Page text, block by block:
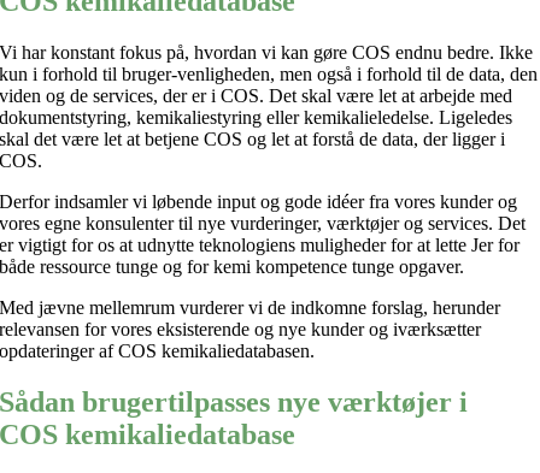
Vi har konstant fokus på, hvordan vi kan gøre COS endnu bedre. Ikke
kun i forhold til bruger-venligheden, men også i forhold til de data, den
viden og de services, der er i COS. Det skal være let at arbejde med
dokumentstyring, kemikaliestyring eller kemikalieledelse. Ligeledes
skal det være let at betjene COS og let at forstå de data, der ligger i
COS.
Derfor indsamler vi løbende input og gode idéer fra vores kunder og
vores egne konsulenter til nye vurderinger, værktøjer og services. Det
er vigtigt for os at udnytte teknologiens muligheder for at lette Jer for
både ressource tunge og for kemi kompetence tunge opgaver.
Med jævne mellemrum vurderer vi de indkomne forslag, herunder
relevansen for vores eksisterende og nye kunder og iværksætter
opdateringer af COS kemikaliedatabasen.
Sådan brugertilpasses nye værktøjer i
COS kemikaliedatabase